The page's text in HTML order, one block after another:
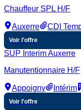
Chauffeur SPL H/F
Auxerre CDI
Voir l'offre
SUP Interim Auxerre
Manutentionnaire H/F
Appoigny Intérim
Voir l'offre